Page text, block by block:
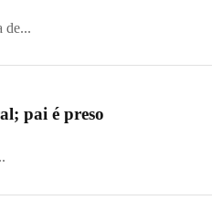
de...
pai é preso